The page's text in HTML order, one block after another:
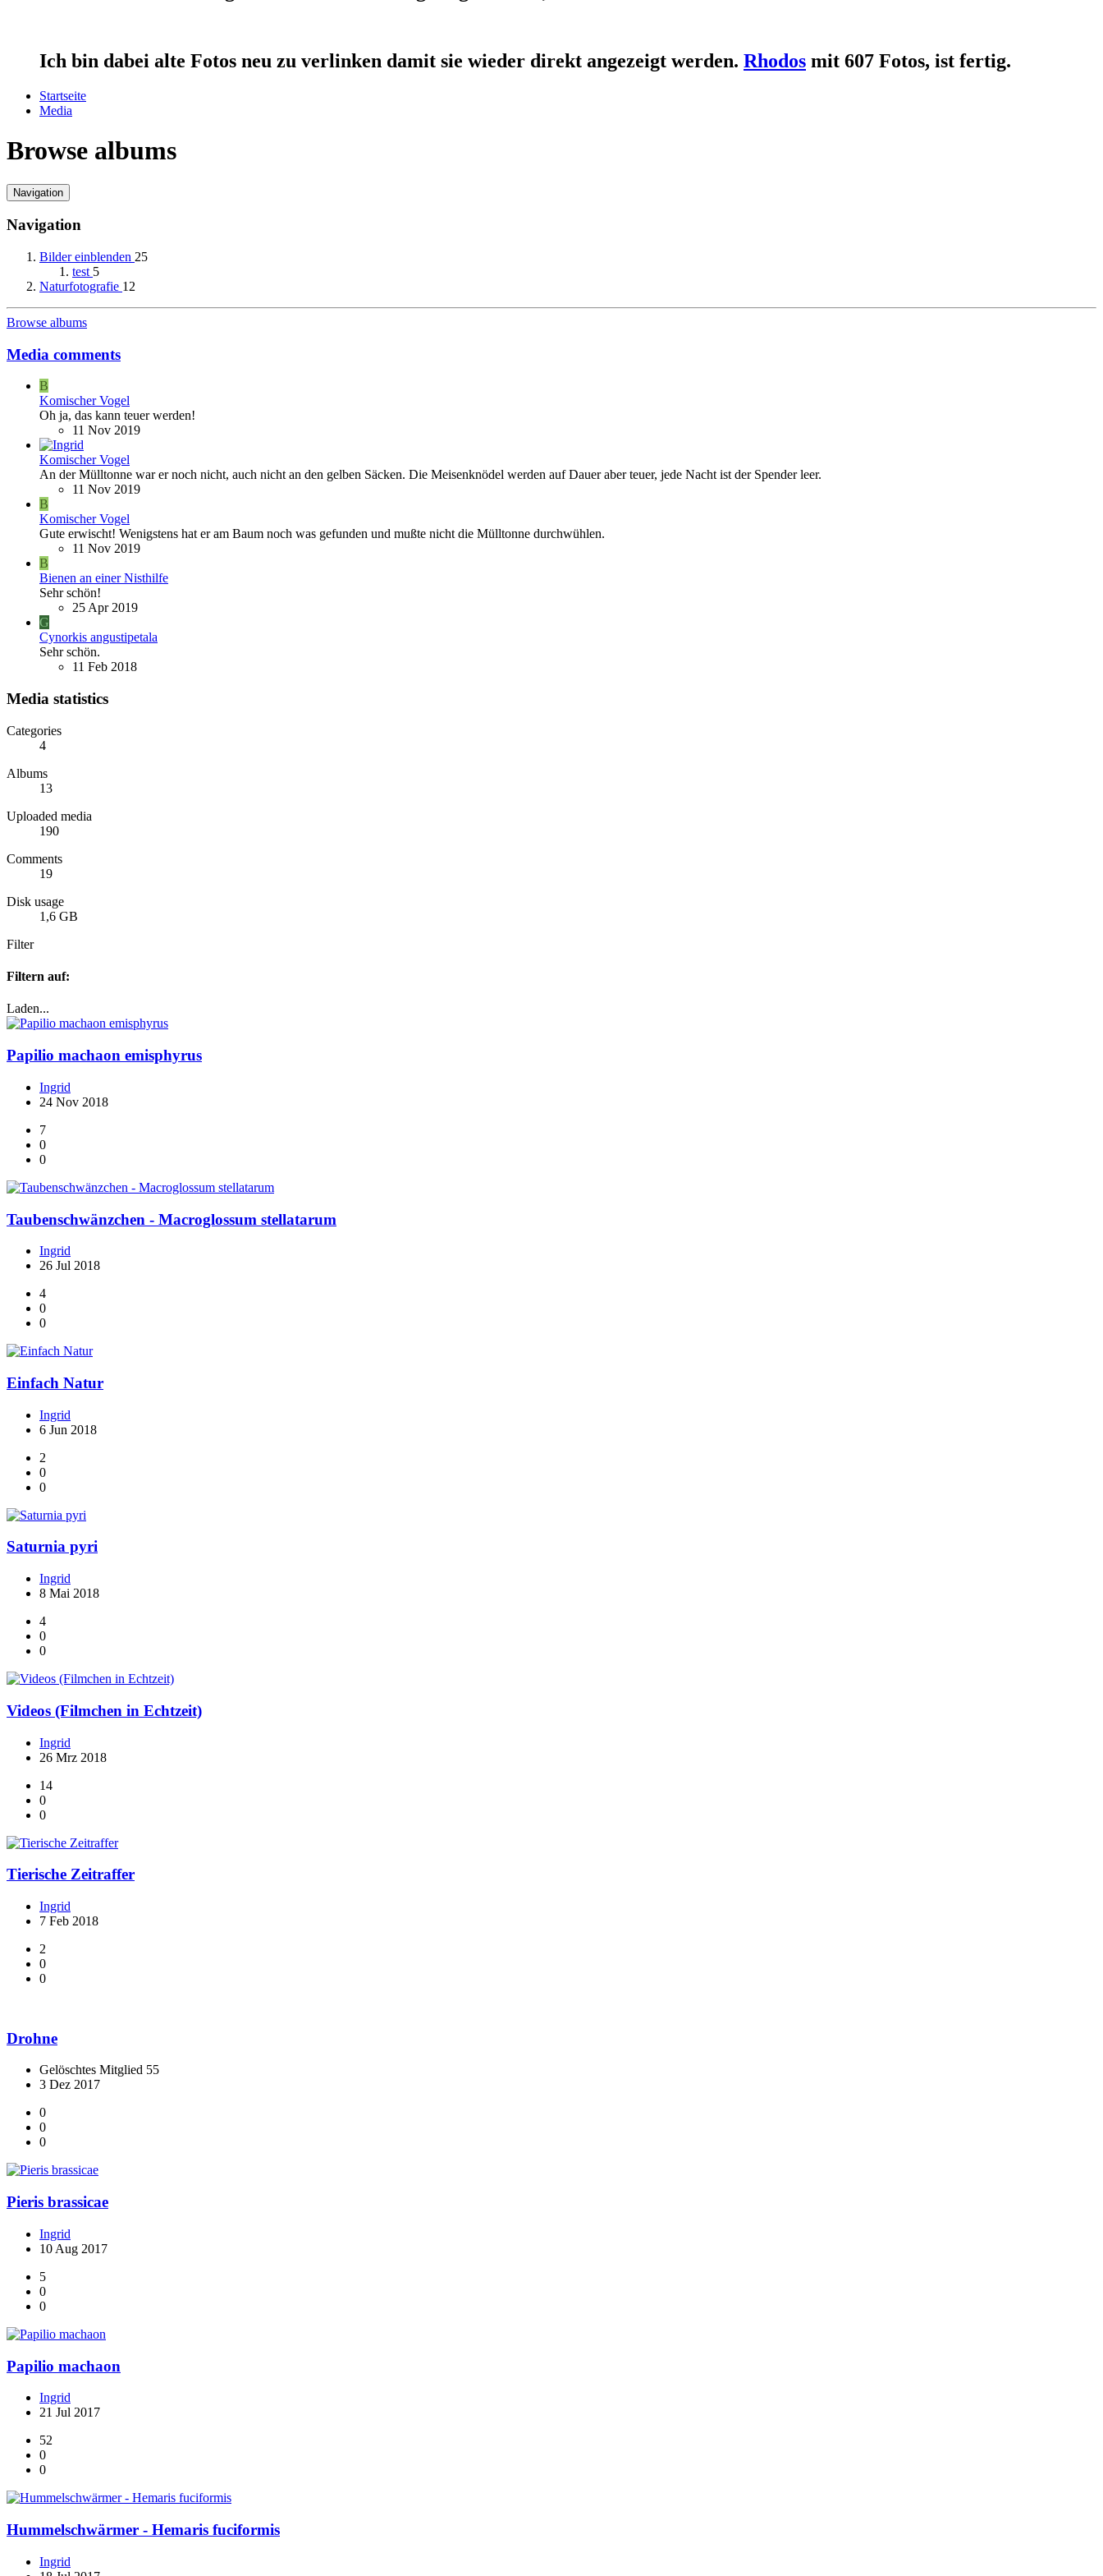
Ich bin dabei alte Fotos neu zu verlinken damit sie wieder direkt angezeigt werden. Rhodos mit 607 Fotos, ist fertig.
Startseite
Media
Browse albums
Navigation
Navigation
Bilder einblenden 25
test 5
Naturfotografie 12
Browse albums
Media comments
B
Komischer Vogel
Oh ja, das kann teuer werden!
11 Nov 2019
Komischer Vogel
An der Mülltonne war er noch nicht, auch nicht an den gelben Säcken. Die Meisenknödel werden auf Dauer aber teuer, jede Nacht ist der Spender leer.
11 Nov 2019
B
Komischer Vogel
Gute erwischt! Wenigstens hat er am Baum noch was gefunden und mußte nicht die Mülltonne durchwühlen.
11 Nov 2019
B
Bienen an einer Nisthilfe
Sehr schön!
25 Apr 2019
G
Cynorkis angustipetala
Sehr schön.
11 Feb 2018
Media statistics
Categories
4
Albums
13
Uploaded media
190
Comments
19
Disk usage
1,6 GB
Filter
Filtern auf:
Laden...
Papilio machaon emisphyrus
Ingrid
24 Nov 2018
7
0
0
Taubenschwänzchen - Macroglossum stellatarum
Ingrid
26 Jul 2018
4
0
0
Einfach Natur
Ingrid
6 Jun 2018
2
0
0
Saturnia pyri
Ingrid
8 Mai 2018
4
0
0
Videos (Filmchen in Echtzeit)
Ingrid
26 Mrz 2018
14
0
0
Tierische Zeitraffer
Ingrid
7 Feb 2018
2
0
0
Drohne
Gelöschtes Mitglied 55
3 Dez 2017
0
0
0
Pieris brassicae
Ingrid
10 Aug 2017
5
0
0
Papilio machaon
Ingrid
21 Jul 2017
52
0
0
Hummelschwärmer - Hemaris fuciformis
Ingrid